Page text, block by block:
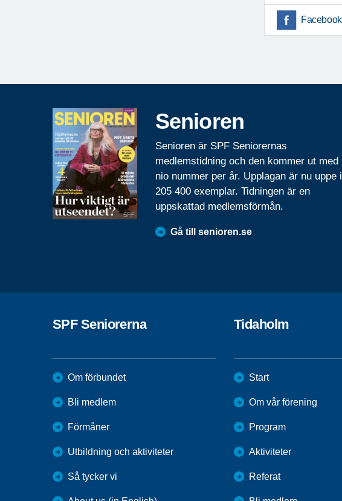
Facebook
Senioren
Senioren är SPF Seniorernas
medlemstidning och den kommer ut med
nio nummer per år. Upplagan är nu uppe i
205 400 exemplar. Tidningen är en
uppskattad medlemsförmån.
Gå till senioren.se
SPF Seniorerna
Om förbundet
Bli medlem
Förmåner
Utbildning och aktiviteter
Så tycker vi
Tidaholm
Start
Om vår förening
Program
Aktiviteter
Referat